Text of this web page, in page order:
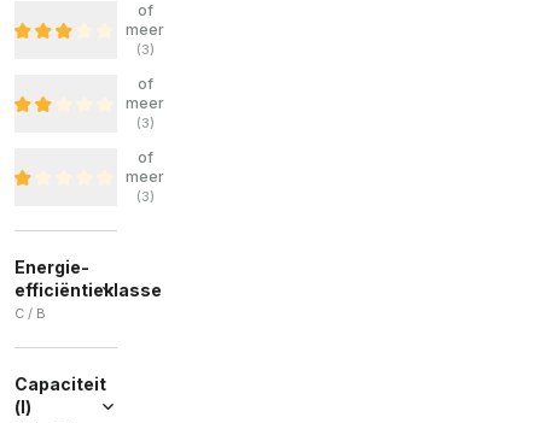
of
meer
(3)
of
meer
(3)
of
meer
(3)
Energie-
efficiëntieklasse
C / B
B (2)
Capaciteit
(l)